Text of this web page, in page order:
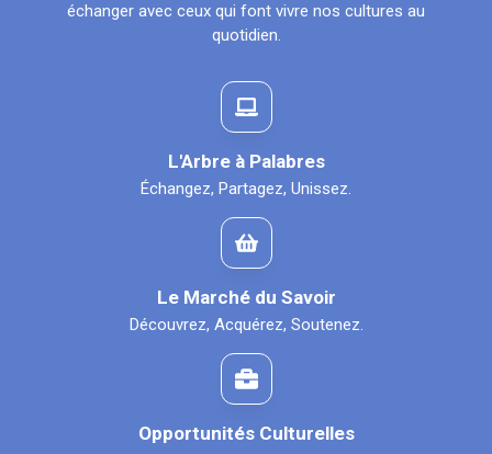
échanger avec ceux qui font vivre nos cultures au
quotidien.
L'Arbre à Palabres
Échangez, Partagez, Unissez.
Le Marché du Savoir
Découvrez, Acquérez, Soutenez.
Opportunités Culturelles